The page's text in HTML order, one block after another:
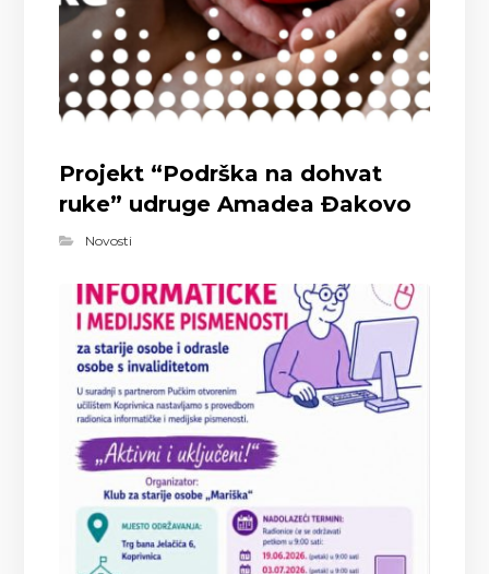
Projekt “Podrška na dohvat
ruke” udruge Amadea Đakovo
Novosti